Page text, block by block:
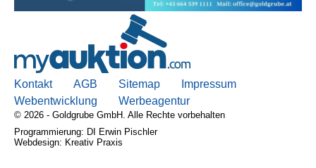
Kontakt AGB Sitemap
Impressum
Webentwicklung
Werbeagentur
© 2026 - Goldgrube GmbH. Alle Rechte vorbehalten
Programmierung: DI Erwin Pischler
Webdesign: Kreativ Praxis